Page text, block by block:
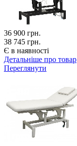
36 900 грн.
38 745 грн.
Є в наявності
Детальніше про товар
Переглянути